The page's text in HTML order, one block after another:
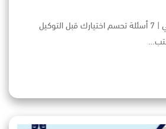
مكتب محاماة ابوظبي | 7 أسئلة تحسم اختيارك قبل التوكيل